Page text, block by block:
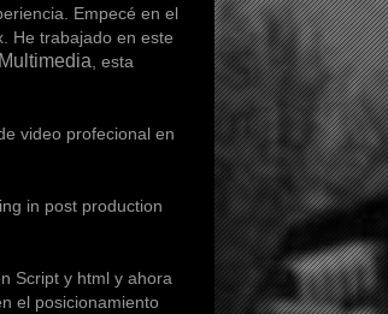
Empecé en el
He trabajado en este
, esta
video profecional en
in post production
y html y ahora
el posicionamiento